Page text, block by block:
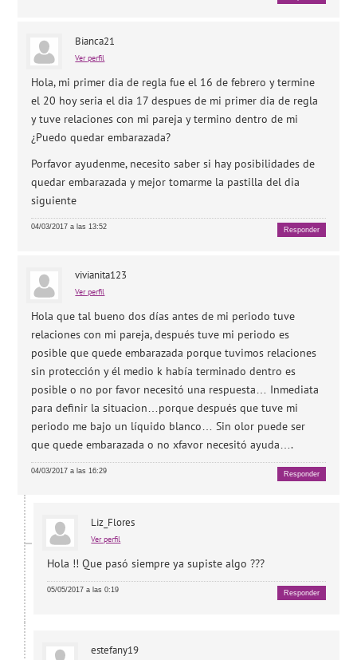
Bianca21
Ver perfil
Hola, mi primer dia de regla fue el 16 de febrero y termine
el 20 hoy seria el dia 17 despues de mi primer dia de regla
y tuve relaciones con mi pareja y termino dentro de mi
¿Puedo quedar embarazada?
Porfavor ayudenme, necesito saber si hay posibilidades de
quedar embarazada y mejor tomarme la pastilla del dia
siguiente
04/03/2017 a las 13:52 Responder
vivianita123
Ver perfil
Hola que tal bueno dos días antes de mi periodo tuve
relaciones con mi pareja, después tuve mi periodo es
posible que quede embarazada porque tuvimos relaciones
sin protección y él medio k había terminado dentro es
posible o no por favor necesitó una respuesta… Inmediata
para definir la situacion…porque después que tuve mi
periodo me bajo un líquido blanco… Sin olor puede ser
que quede embarazada o no xfavor necesitó ayuda….
04/03/2017 a las 16:29 Responder
Liz_Flores
Ver perfil
Hola !! Que pasó siempre ya supiste algo ???
05/05/2017 a las 0:19 Responder
estefany19